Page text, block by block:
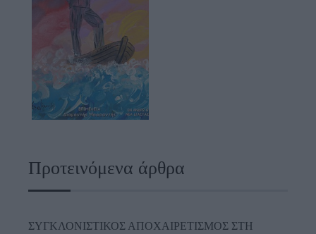
Προτεινόμενα άρθρα
ΣΥΓΚΛΟΝΙΣΤΙΚΟΣ ΑΠΟΧΑΙΡΕΤΙΣΜΟΣ ΣΤΗ